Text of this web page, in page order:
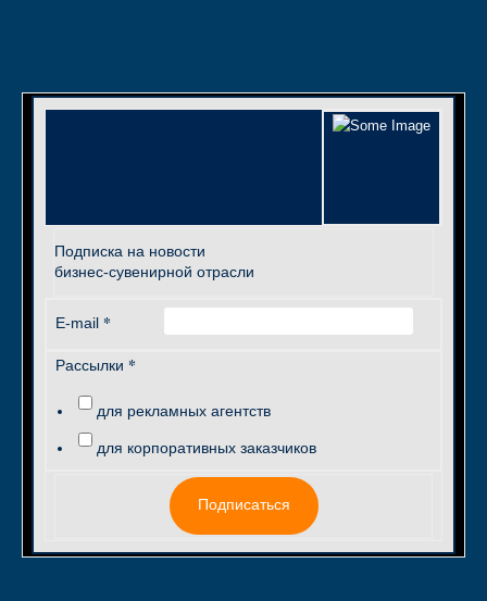
Подписка на новости
бизнес-сувенирной отрасли
E-mail *
Рассылки *
для рекламных агентств
для корпоративных заказчиков
Подписаться